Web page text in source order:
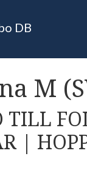
DB
M
|